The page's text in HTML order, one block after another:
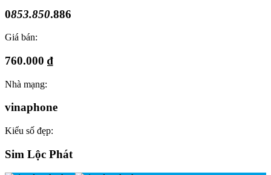
0853.850.886
Giá bán:
760.000 ₫
Nhà mạng:
vinaphone
Kiểu số đẹp:
Sim Lộc Phát